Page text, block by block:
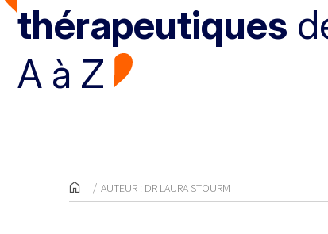
thérapeutiques
A à Z
AUTEUR : DR LAURA STOURM